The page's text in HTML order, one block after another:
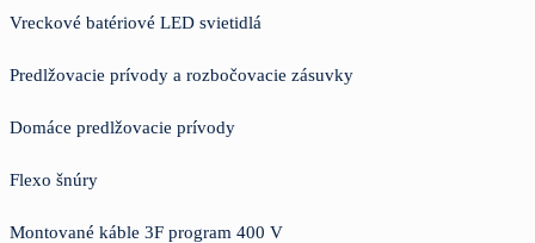
Vreckové batériové LED svietidlá
Predlžovacie prívody a rozbočovacie zásuvky
Domáce predlžovacie prívody
Flexo šnúry
Montované káble 3F program 400 V